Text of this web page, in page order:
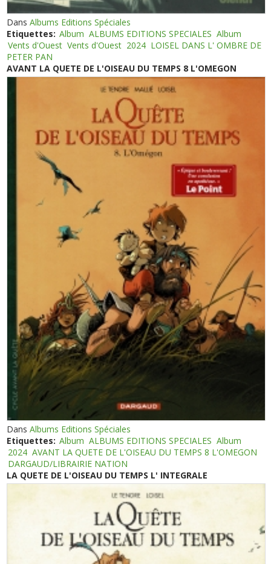
DansAlbums Editions Spéciales
Etiquettes: Album ALBUMS EDITIONS SPECIALES Album
Vents d'Ouest Vents d'Ouest 2024 LOISEL DANS L' OMBRE DE
PETER PAN
AVANT LA QUETE DE L'OISEAU DU TEMPS 8 L'OMEGON
DansAlbums Editions Spéciales
Etiquettes: Album ALBUMS EDITIONS SPECIALES Album
2024 AVANT LA QUETE DE L'OISEAU DU TEMPS 8 L'OMEGON
DARGAUD/LIBRAIRIE NATION
LA QUETE DE L'OISEAU DU TEMPS L' INTEGRALE